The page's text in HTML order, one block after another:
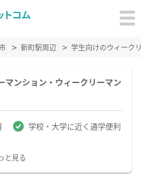
新町駅周辺 学生向けのウィーク
マンション・ウィークリーマン
学校・大学に近く通学便利
と見る